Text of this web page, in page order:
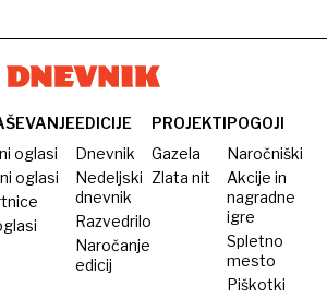
oglasi
oglasi
EDICIJE
Dnevnik
Nedeljski
dnevnik
Razvedrilo
Naročanje
edicij
PROJEKTI
Gazela
Zlata nit
POGOJI
Naročniški
Akcije in
nagradne
igre
Spletno
mesto
Piškotki